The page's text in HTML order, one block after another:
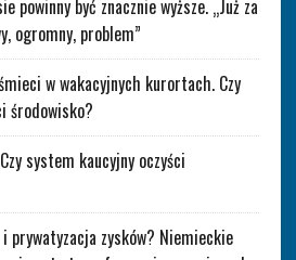
powinny być znacznie wyższe. „Już za
ogromny, problem”
w wakacyjnych kurortach. Czy
środowisko?
system kaucyjny oczyści
prywatyzacja zysków? Niemieckie